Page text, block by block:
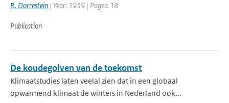
R. Dorrestein | Year: 1959 | Pages: 18
Publication
De koudegolven van de toekomst
Klimaatstudies laten veelal zien dat in een globaal
opwarmend klimaat de winters in Nederland ook...